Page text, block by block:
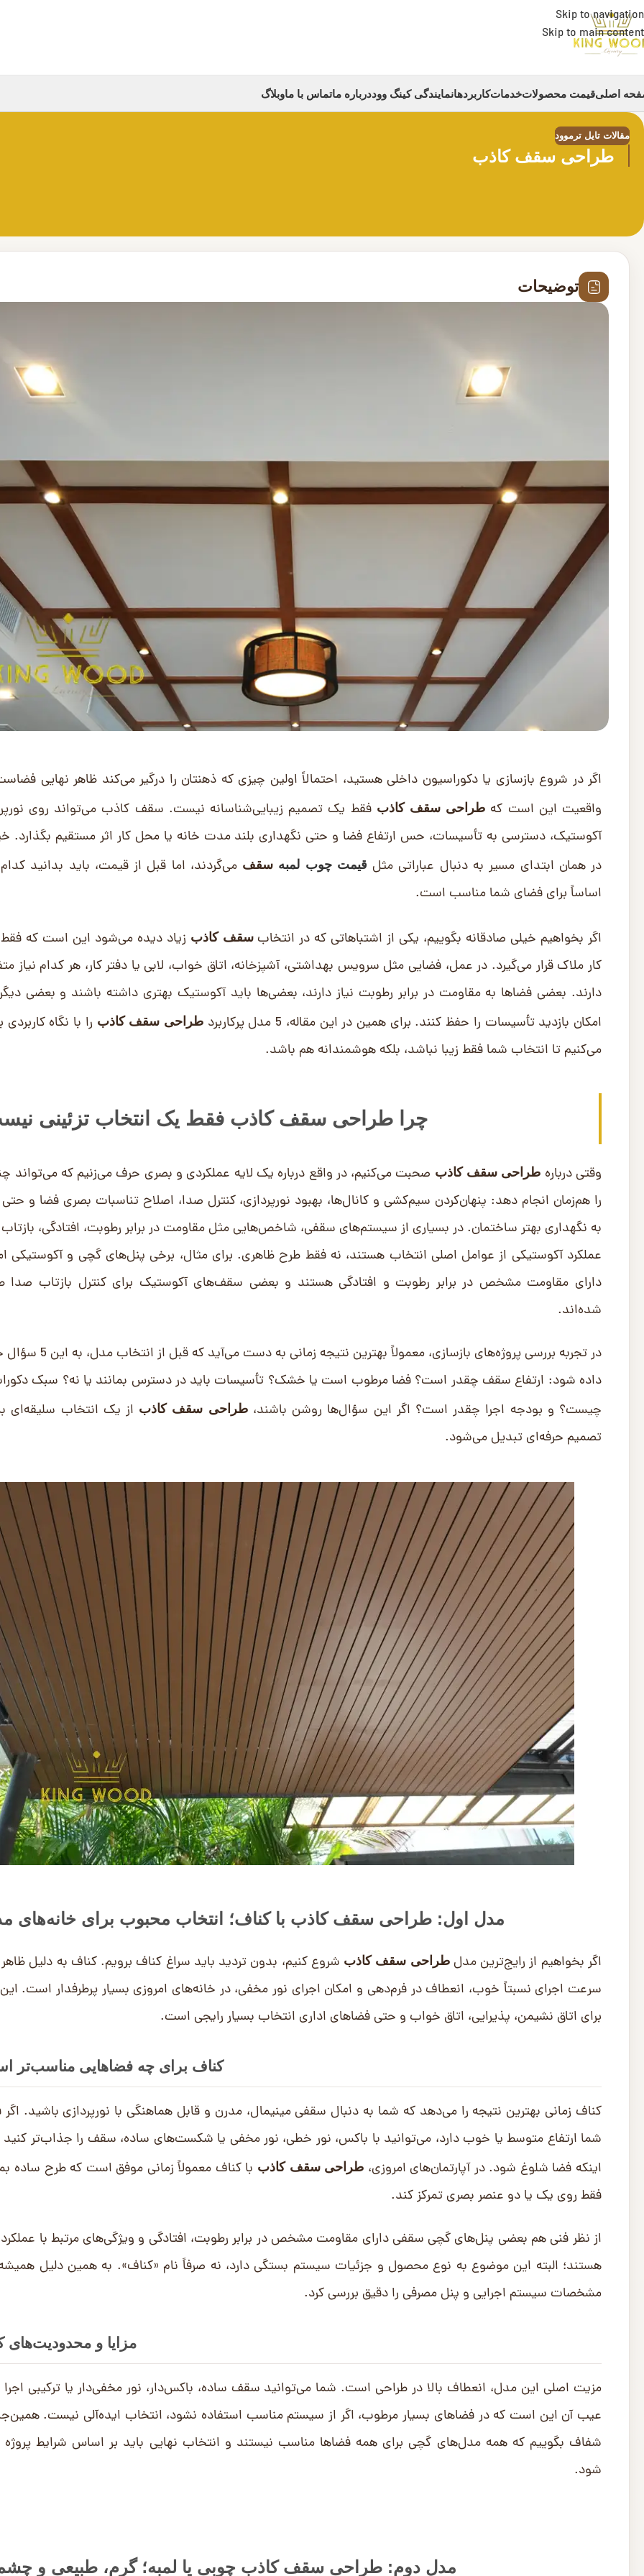
Skip to navigation
Skip to main content
اصلیقیمت محصولاتخدماتکاربردهانمایندگی کینگ ووددرباره ماتماس با ماوبلاگ
مقالات تایل ترموود
طراحی سقف کاذب
توضیحات
اگر در شروع بازسازی یا دکوراسیون داخلی هستید، احتمالاً اولین چیزی که ذهنتان را درگیر می‌کند ظاهر نهایی
واقعیت این است که طراحی سقف کاذب فقط یک تصمیم زیبایی‌شناسانه نیست. سقف کاذب می‌تواند روی
آکوستیک، دسترسی به تأسیسات، حس ارتفاع فضا و حتی نگهداری بلند مدت خانه یا محل کار اثر مستقیم بگذارد.
در همان ابتدای مسیر به دنبال عباراتی مثل قیمت چوب لمبه سقف می‌گردند، اما قبل از قیمت، باید بدانید
اساساً برای فضای شما مناسب است.
اگر بخواهیم خیلی صادقانه بگوییم، یکی از اشتباهاتی که در انتخابسقف کاذب زیاد دیده می‌شود این است که
کار ملاک قرار می‌گیرد. در عمل، فضایی مثل سرویس بهداشتی، آشپزخانه، اتاق خواب، لابی یا دفتر کار، هر کدام نیاز
دارند. بعضی فضاها به مقاومت در برابر رطوبت نیاز دارند، بعضی‌ها باید آکوستیک بهتری داشته باشند و بعضی
امکان بازدید تأسیسات را حفظ کنند. برای همین در این مقاله، 5 مدل پرکاربرد
طراحی سقف کاذب را با نگاه
می‌کنیم تا انتخاب شما فقط زیبا نباشد، بلکه هوشمندانه هم باشد.
چرا طراحی سقف کاذب فقط یک انتخاب تزئینی
وقتی درباره طراحی سقف کاذب صحبت می‌کنیم، در واقع درباره یک لایه عملکردی و بصری حرف می‌زنیم که می‌تواند
را هم‌زمان انجام دهد: پنهان‌کردن سیم‌کشی و کانال‌ها، بهبود نورپردازی، کنترل صدا، اصلاح تناسبات بصری فضا و
به نگهداری بهتر ساختمان. در بسیاری از سیستم‌های سقفی، شاخص‌هایی مثل مقاومت در برابر رطوبت، افتادگی،
عملکرد آکوستیکی از عوامل اصلی انتخاب هستند، نه فقط طرح ظاهری. برای مثال، برخی پنل‌های گچی و آکوستیکی
دارای مقاومت مشخص در برابر رطوبت و افتادگی هستند و بعضی سقف‌های آکوستیک برای کنترل بازتاب صدا
شده‌اند.
در تجربه بررسی پروژه‌های بازسازی، معمولاً بهترین نتیجه
داده شود: ارتفاع سقف چقدر است؟ فضا مرطوب است یا خشک؟ تأسیسات باید در دسترس بمانند یا نه؟ سبک
چیست؟ و بودجه اجرا چقدر است؟ اگر این سؤال‌ها روشن باشند،طراحی سقف کاذب از یک انتخاب سلیقه‌ای
تصمیم حرفه‌ای تبدیل می‌شود.
مدل اول: طراحی سقف کاذب با کناف؛ انتخاب محبوب برای خانه‌های
اگر بخواهیم از رایج‌ترین مدلطراحی سقف کاذب شروع کنیم، بدون تردید باید سراغ کناف برویم. کناف به دلیل ظاهر
سرعت اجرای نسبتاً خوب، انعطاف در فرم‌دهی و امکان اجرای نور مخفی، در خانه‌های امروزی بسیار پرطرفدار است.
برای اتاق نشیمن، پذیرایی، اتاق خواب و حتی فضاهای اداری انتخاب بسیار رایجی است.
کناف برای چه فضاهایی مناسب‌تر
کناف زمانی بهترین نتیجه را می‌دهد که شما به دنبال سقفی مینیمال، مدرن و قابل هماهنگی با نورپردازی باشید.
شما ارتفاع متوسط یا خوب دارد، می‌توانید با باکس، نور خطی، نور مخفی یا شکست‌های ساده، سقف را جذاب‌تر
اینکه فضا شلوغ شود. در آپارتمان‌های امروزی، طراحی سقف کاذب با کناف معمولاً زمانی موفق است که طرح ساده
فقط روی یک یا دو عنصر بصری تمرکز کند.
از نظر فنی هم بعضی پنل‌های گچی سقفی دارای مقاومت مشخص در برابر رطوبت، افتادگی و ویژگی‌های مرتبط با
هستند؛ البته این موضوع به نوع محصول و جزئیات سیستم بستگی دارد، نه صرفاً نام «کناف». به همین دلیل
مشخصات سیستم اجرایی و پنل مصرفی را دقیق بررسی کرد.
مزایا و محدودیت‌های
مزیت اصلی این مدل، انعطاف بالا در طراحی است. شما می‌توانید سقف ساده، باکس‌دار، نور مخفی‌دار یا ترکیبی اجرا
عیب آن این است که در فضاهای بسیار مرطوب، اگر از سیستم مناسب استفاده نشود، انتخاب ایده‌آلی نیست.
شفاف بگوییم که همه مدل‌های گچی برای همه فضاها مناسب نیستند و انتخاب نهایی باید بر اساس شرایط پروژه
شود.
مدل دوم: طراحی سقف کاذب چوبی یا لمبه؛ گرم، طبیعی و